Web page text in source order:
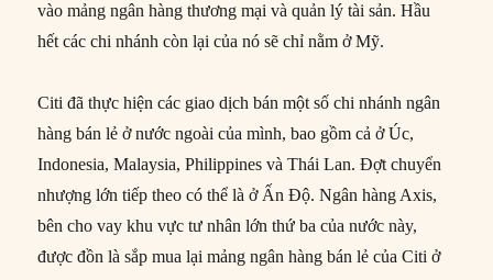
vào mảng ngân hàng thương mại và quản lý tài sản. Hầu
hết các chi nhánh còn lại của nó sẽ chỉ nằm ở Mỹ.
Citi đã thực hiện các giao dịch bán một số chi nhánh ngân
hàng bán lẻ ở nước ngoài của mình, bao gồm cả ở Úc,
Indonesia, Malaysia, Philippines và Thái Lan. Đợt chuyển
nhượng lớn tiếp theo có thể là ở Ấn Độ. Ngân hàng Axis,
bên cho vay khu vực tư nhân lớn thứ ba của nước này,
được đồn là sắp mua lại mảng ngân hàng bán lẻ của Citi ở